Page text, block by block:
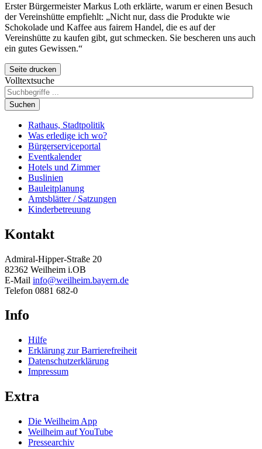
Erster Bürgermeister Markus Loth erklärte, warum er einen Besuch
der Vereinshütte empfiehlt: „Nicht nur, dass die Produkte wie
Schokolade und Kaffee aus fairem Handel, die es auf der
Vereinshütte zu kaufen gibt, gut schmecken. Sie bescheren uns auch
ein gutes Gewissen.“
Seite drucken
Volltextsuche
Suchen
Rathaus, Stadtpolitik
Was erledige ich wo?
Bürgerserviceportal
Eventkalender
Hotels und Zimmer
Buslinien
Bauleitplanung
Amtsblätter / Satzungen
Kinderbetreuung
Kontakt
Admiral-Hipper-Straße 20
82362 Weilheim i.OB
E-Mail info@weilheim.bayern.de
Telefon 0881 682-0
Info
Hilfe
Erklärung zur Barrierefreiheit
Datenschutzerklärung
Impressum
Extra
Die Weilheim App
Weilheim auf YouTube
Pressearchiv